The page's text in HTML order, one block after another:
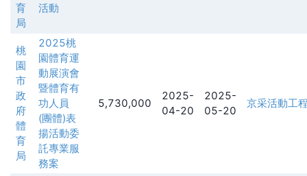
育
局
活動
桃
園
市
政
府
體
育
局
2025桃
園體育運
動展演會
暨體育有
功人員
(團體)表
揚活動委
託專業服
務案
5,730,000
2025-
04-20
2025-
05-20
京采活動工